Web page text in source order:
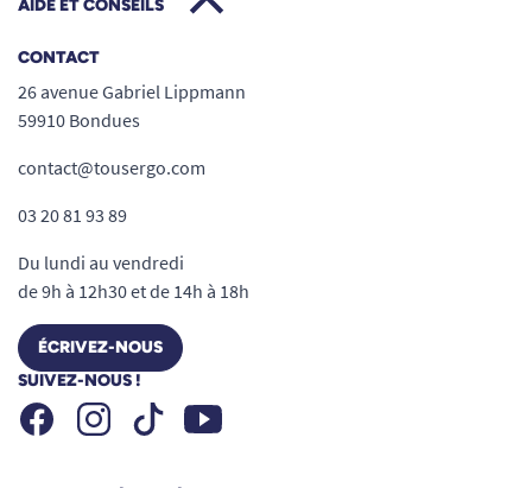
AIDE ET CONSEILS
CONTACT
26 avenue Gabriel Lippmann
59910 Bondues
contact@tousergo.com
03 20 81 93 89
Du lundi au vendredi
de 9h à 12h30 et de 14h à 18h
ÉCRIVEZ-NOUS
SUIVEZ-NOUS !
FacebookInstagramTiktok Youtube